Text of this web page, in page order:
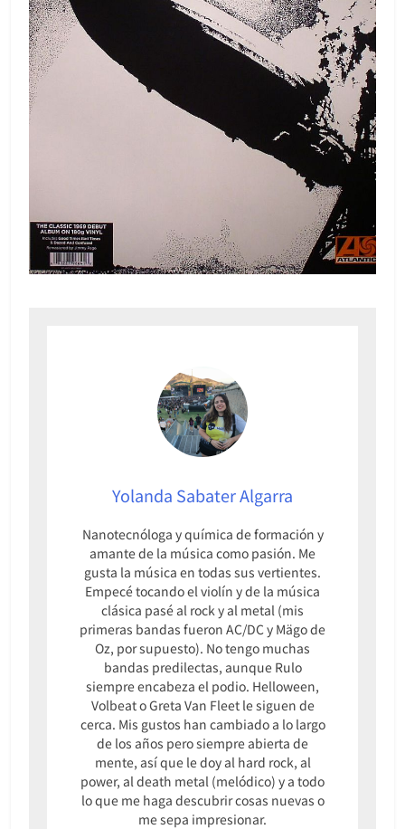
Yolanda Sabater Algarra
Nanotecnóloga y química de formación y
amante de la música como pasión. Me
gusta la música en todas sus vertientes.
Empecé tocando el violín y de la música
clásica pasé al rock y al metal (mis
primeras bandas fueron AC/DC y Mägo de
Oz, por supuesto). No tengo muchas
bandas predilectas, aunque Rulo
siempre encabeza el podio. Helloween,
Volbeat o Greta Van Fleet le siguen de
cerca. Mis gustos han cambiado a lo largo
de los años pero siempre abierta de
mente, así que le doy al hard rock, al
power, al death metal (melódico) y a todo
lo que me haga descubrir cosas nuevas o
me sepa impresionar.